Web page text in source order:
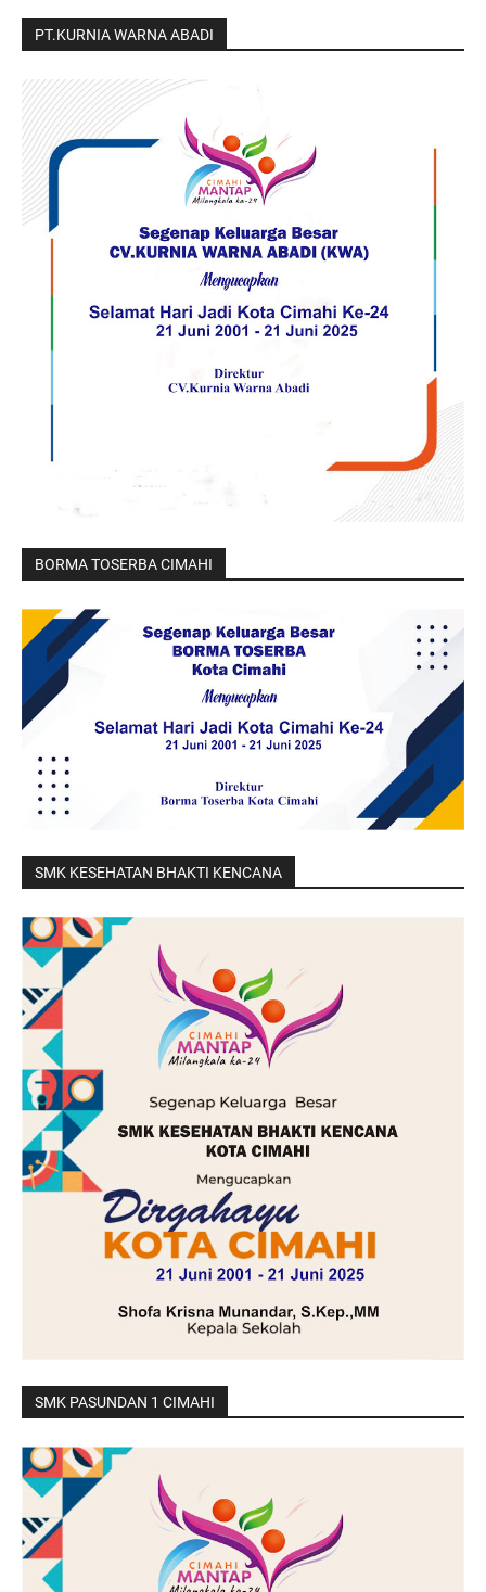
PT.KURNIA WARNA ABADI
BORMA TOSERBA CIMAHI
SMK KESEHATAN BHAKTI KENCANA
SMK PASUNDAN 1 CIMAHI